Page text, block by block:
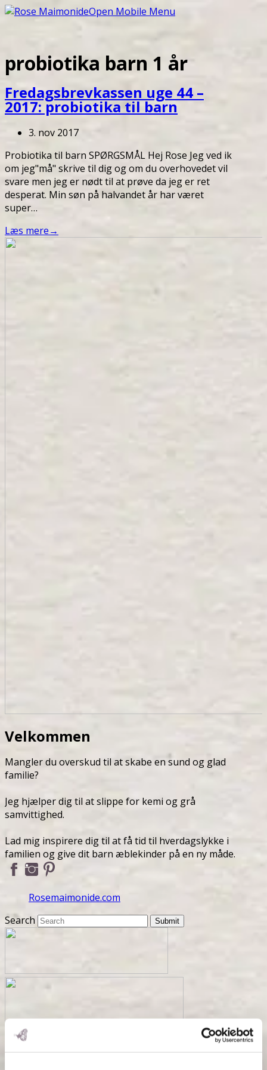
Open Mobile Menu
probiotika barn 1 år
Fredagsbrevkassen uge 44 –
2017: probiotika til barn
3. nov 2017
Probiotika til barn SPØRGSMÅL Hej Rose Jeg ved ik
om jeg"må" skrive til dig og om du overhovedet vil
svare men jeg er nødt til at prøve da jeg er ret
desperat. Min søn på halvandet år har været
super…
Læs mere→
Velkommen
Mangler du overskud til at skabe en sund og glad
familie?
Jeg hjælper dig til at slippe for kemi og grå
samvittighed.
Lad mig inspirere dig til at få tid til hverdagslykke i
familien og give dit barn æblekinder på en ny måde.
Rosemaimonide.com
Search
Submit